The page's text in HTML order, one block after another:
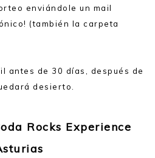
enviándole un mail
(también la carpeta
antes de 30 días, después de
desierto.
Rocks Experience